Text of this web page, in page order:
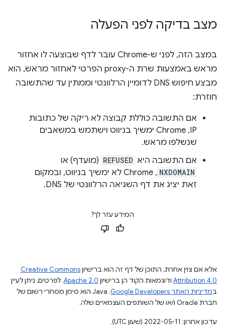
מצב בדיקה לפני הפעלה
במצב הזה, לפני ש-Chrome עובר לדף שבוצעה לו אחזור
מראש באמצעות שרת ה-proxy הפרטי לאחזור מראש, הוא
מבצע חיפוש DNS לדומיין הרלוונטי וממתין עד שהתשובה
חוזרת:
אם התשובה כוללת קבוצה לא ריקה של כתובות
IP,‏ Chrome ימשיך בניווט וישתמש במשאבים
שנשלפו מראש.
אם התשובה היא REFUSED (מועדף) או
NXDOMAIN
, Chrome לא ימשיך בניווט, ובמקום
זאת יציג את דף השגיאה הרלוונטי של DNS.
המידע עזר לך?
אלא אם צוין אחרת, התוכן של דף זה הוא ברישיוןCreative Commons
Attribution 4.0 ודוגמאות הקוד הן ברישיון Apache 2.0. לפרטים, ניתן לעיין
במדיניות האתר Google Developers‏
.‏ Java הוא סימן מסחרי רשום של
חברת Oracle ו/או של השותפים העצמאיים שלה.
עדכון אחרון: 2022-05-11 (שעון UTC).